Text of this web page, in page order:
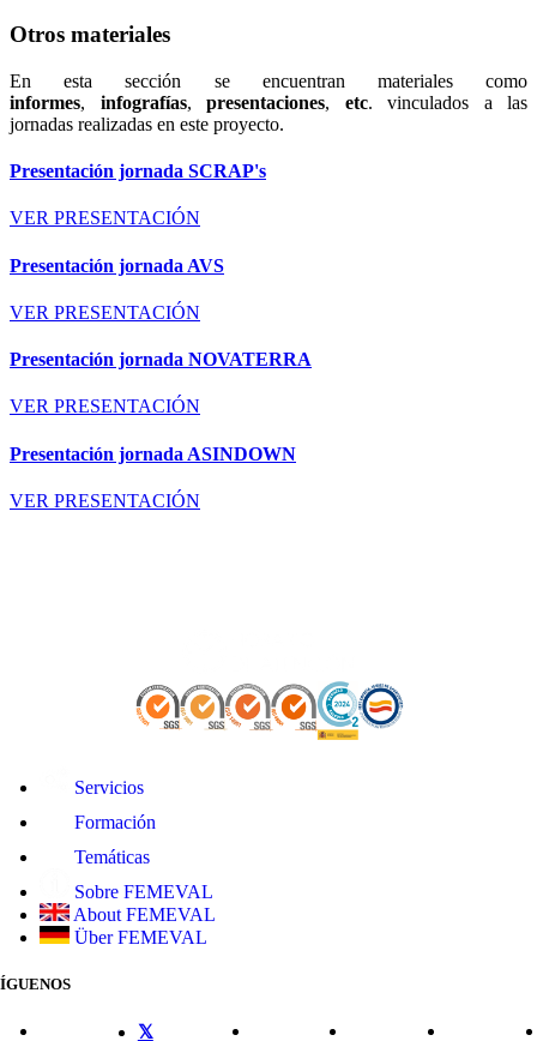
Otros materiales
En esta sección se encuentran materiales como
informes, infografías, presentaciones, etc. vinculados a las
jornadas realizadas en este proyecto.
Presentación jornada SCRAP's
VER PRESENTACIÓN
Presentación jornada AVS
VER PRESENTACIÓN
Presentación jornada NOVATERRA
VER PRESENTACIÓN
Presentación jornada ASINDOWN
VER PRESENTACIÓN
Servicios
Formación
Temáticas
Sobre FEMEVAL
About FEMEVAL
Über FEMEVAL